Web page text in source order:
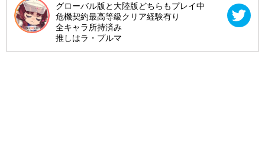
グローバル版と大陸版どちらもプレイ中
危機契約最高等級クリア経験有り
全キャラ所持済み
推しはラ・プルマ